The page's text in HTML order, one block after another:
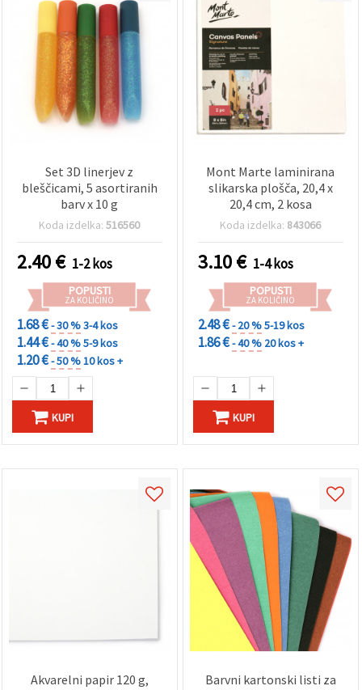
Set 3D linerjev z
bleščicami, 5 asortiranih
barv x 10 g
Koda izdelka:516560
2.40€ 1-2 kos
POPUSTI
ZA KOLIČINO
1.68 €- 30 %3-4 kos
1.44 €- 40 %5-9 kos
1.20 €- 50 %10 kos +
KUPI
Mont Marte laminirana
slikarska plošča, 20,4 x
20,4 cm, 2 kosa
Koda izdelka: 843066
3.10€ 1-4 kos
POPUSTI
ZA KOLIČINO
2.48 €- 20 %5-19 kos
1.86 €- 40 % 20 kos +
KUPI
Akvarelni papir 120 g,
Barvni kartonski listi za